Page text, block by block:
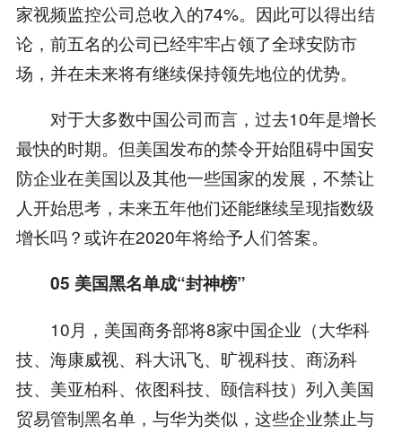
家视频监控公司总收入的74%。因此可以得出结
论，前五名的公司已经牢牢占领了全球安防市
场，并在未来将有继续保持领先地位的优势。
对于大多数中国公司而言，过去10年是增长
最快的时期。但美国发布的禁令开始阻碍中国安
防企业在美国以及其他一些国家的发展，不禁让
人开始思考，未来五年他们还能继续呈现指数级
增长吗？或许在2020年将给予人们答案。
05 美国黑名单成“封神榜”
10月，美国商务部将8家中国企业（大华科
技、海康威视、科大讯飞、旷视科技、商汤科
技、美亚柏科、依图科技、颐信科技）列入美国
贸易管制黑名单，与华为类似，这些企业禁止与